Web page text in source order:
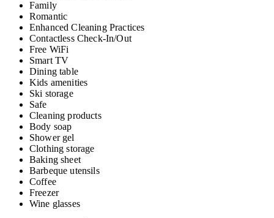
Family
Romantic
Enhanced Cleaning Practices
Contactless Check-In/Out
Free WiFi
Smart TV
Dining table
Kids amenities
Ski storage
Safe
Cleaning products
Body soap
Shower gel
Clothing storage
Baking sheet
Barbeque utensils
Coffee
Freezer
Wine glasses